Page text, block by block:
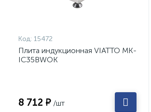
Код: 15472
Плита индукционная VIATTO MK-
IC35BWOK
8 712 ₽ /шт